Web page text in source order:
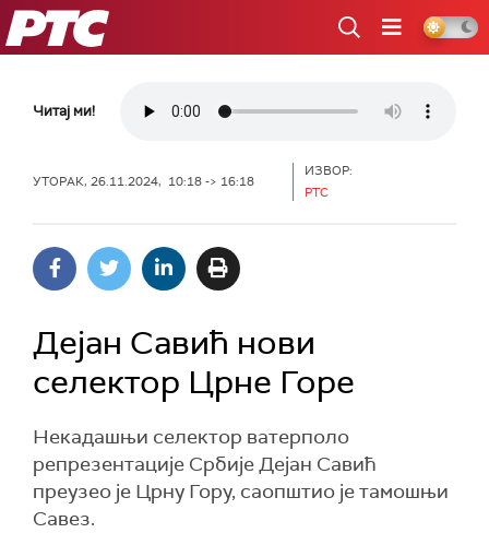
РТС
Читај ми!
УТОРАК, 26.11.2024, 10:18 -> 16:18
ИЗВОР:
РТС
Дејан Савић нови
селектор Црне Горе
Некадашњи селектор ватерполо
репрезентације Србије Дејан Савић
преузео је Црну Гору, саопштио је тамошњи
Савез.